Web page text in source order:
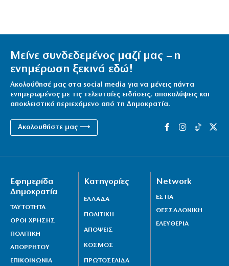
Μείνε συνδεδεμένος μαζί μας – η
ενημέρωση ξεκινά εδώ!
Ακολούθησέ μας στα social media για να μένεις πάντα
ενημερωμένος με τις τελευταίες ειδήσεις, αποκαλύψεις και
αποκλειστικό περιεχόμενο από τη Δημοκρατία.
Ακολουθήστε μας ⟶
Εφημερίδα
Δημοκρατία
ΤΑΥΤΟΤΗΤΑ
ΟΡΟΙ ΧΡΗΣΗΣ
ΠΟΛΙΤΙΚΗ
ΑΠΟΡΡΗΤΟΥ
ΕΠΙΚΟΙΝΩΝΙΑ
Κατηγορίες
ΕΛΛΑΔΑ
ΠΟΛΙΤΙΚΗ
ΑΠΟΨΕΙΣ
ΚΟΣΜΟΣ
ΠΡΩΤΟΣΕΛΙΔΑ
Network
ΕΣΤΙΑ
ΘΕΣΣΑΛΟΝΙΚΗ
ΕΛΕΥΘΕΡΙΑ